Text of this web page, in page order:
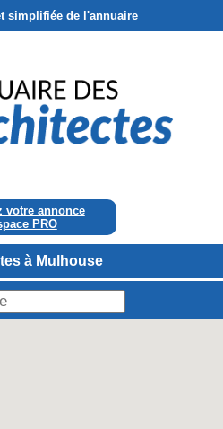
simplifiée de l'annuaire
votre annonce
PRO
à Mulhouse